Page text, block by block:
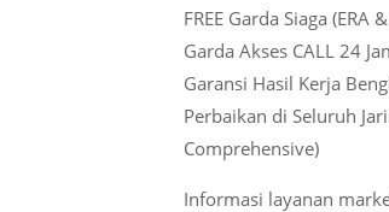
FREE Garda Siaga (ERA
Garda Akses CALL 24
Garansi Hasil Kerja
Perbaikan di Seluruh
Comprehensive)
Informasi layanan